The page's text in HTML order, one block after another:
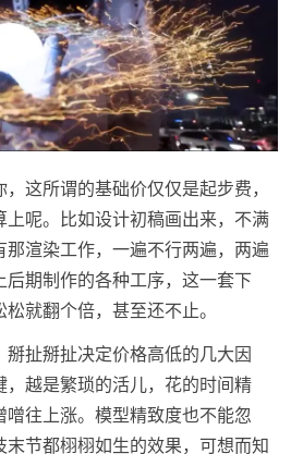
这所谓的基础价仅仅是起步费，
上呢。比如设计初稿画出来，不满
那渲染工作，一遍不行两遍，两遍
后期制作的各种工序，这一套下
就翻个倍，甚至还不止。
扯掰扯决定价格高低的几大因
，越是繁琐的活儿，花的时间精
噌往上涨。模型精致度也不能忽
节都栩栩如生的效果，可想而知